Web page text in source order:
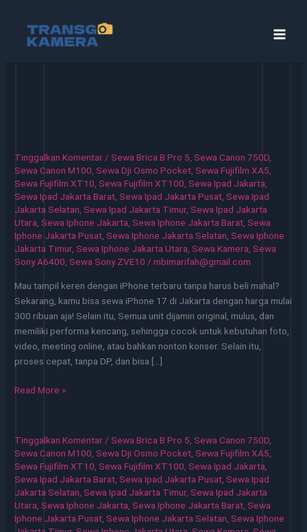
konten
Tinggalkan Komentar / Sewa Brica B Pro 5 Sewa Canon 750D
Sewa Canon M100 Sewa Dji Osmo Pocket Sewa Fujifilm XA5
Sewa Fujifilm XT10 Sewa Fujifilm XT100 Sewa Ipad Jakarta
Sewa Ipad Jakarta Barat Sewa Ipad Jakarta Pusat Sewa Ipad
Jakarta Selatan Sewa Ipad Jakarta Timur, Sewa Ipad Jakarta
Utara Sewa Iphone Jakarta Sewa Iphone Jakarta Barat Sewa
Iphone Jakarta Pusat Sewa Iphone Jakarta Selatan Sewa Iphone
Jakarta Timur, Sewa Iphone Jakarta Utara Sewa Kamera Sewa
Sony A6400 Sewa Sony ZVE10 /mbimarifah@gmail.com
Mau tampil keren dengan iPhone terbaru tanpa harus beli mahal?
Sekarang, kamu bisa sewa iPhone 17 di Jakarta dengan harga mulai
300 ribuan aja! Selain itu, Semua unit dijamin original, mulus, dan
memiliki performa kencang, sehingga cocok untuk kebutuhan foto,
video, meeting online, atau bahkan nonton konser. Selain itu,
proses cepat, tanpa DP, dan bisa […]
Sewa
Praktis
untuk
Kerja
dan
Event
Read More »
Tinggalkan Komentar / Sewa Brica B Pro 5 Sewa Canon 750D
Sewa Canon M100 Sewa Dji Osmo Pocket Sewa Fujifilm XA5
Sewa Fujifilm XT10 Sewa Fujifilm XT100 Sewa Ipad Jakarta
Sewa Ipad Jakarta Barat Sewa Ipad Jakarta Pusat Sewa Ipad
Jakarta Selatan Sewa Ipad Jakarta Timur, Sewa Ipad Jakarta
Utara Sewa Iphone Jakarta Sewa Iphone Jakarta Barat Sewa
Iphone Jakarta Pusat Sewa Iphone Jakarta Selatan Sewa Iphone